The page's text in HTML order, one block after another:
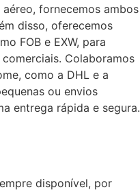
fornecemos ambos
disso, oferecemos
FOB e EXW, para
Colaboramos
como a DHL e a
ou envios
entrega rápida e segura.
disponível, por